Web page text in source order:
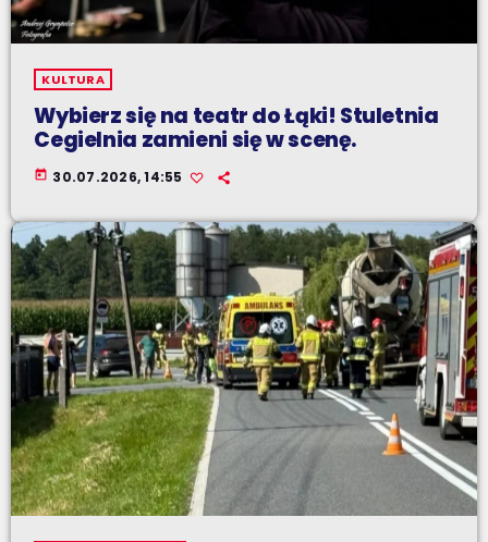
KULTURA
Wybierz się na teatr do Łąki! Stuletnia
Cegielnia zamieni się w scenę.
today 30.07.2026, 14:55